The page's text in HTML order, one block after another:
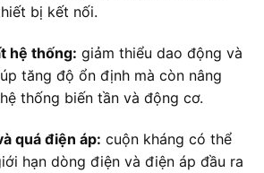
bị kết nối.
hệ thống: giảm thiểu dao động và
tăng độ ổn định mà còn nâng
thống biến tần và động cơ.
quá điện áp: cuộn kháng có thể
hạn dòng điện và điện áp đầu ra